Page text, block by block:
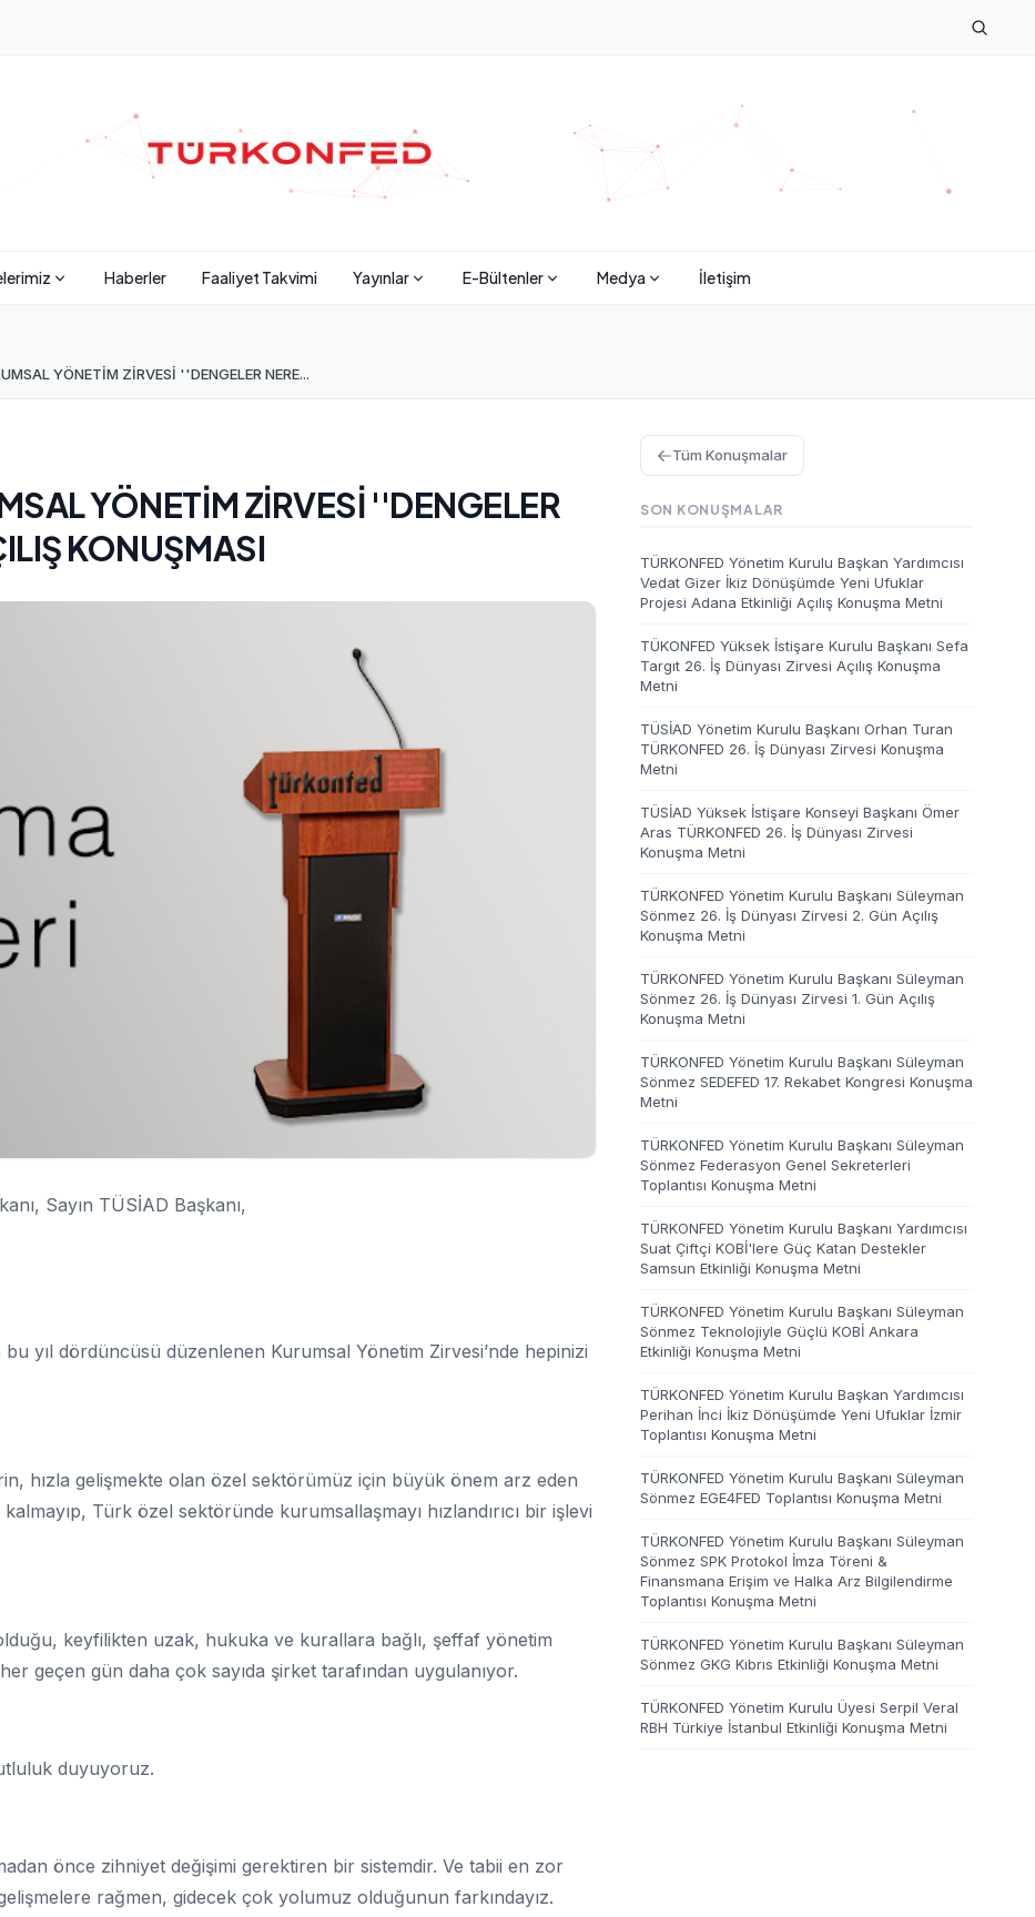
Haberler Faaliyet Takvimi Yayınlar E-Bültenler Medya İletişim
YÖNETİM ZİRVESİ ''DENGELER NERE...
YÖNETİM ZİRVESİ ''DENGELER
KONUŞMASI
Sayın TÜSİAD Başkanı,
yıl dördüncüsü düzenlenen Kurumsal Yönetim Zirvesi’nde hepinizi
hızla gelişmekte olan özel sektörümüz için büyük önem arz eden
Türk özel sektöründe kurumsallaşmayı hızlandırıcı bir işlevi
keyfilikten uzak, hukuka ve kurallara bağlı, şeffaf yönetim
geçen gün daha çok sayıda şirket tarafından uygulanıyor.
duyuyoruz.
önce zihniyet değişimi gerektiren bir sistemdir. Ve tabii en zor
rağmen, gidecek çok yolumuz olduğunun farkındayız.
Tüm Konuşmalar
SON KONUŞMALAR
TÜRKONFED Yönetim Kurulu Başkan Yardımcısı
Vedat Gizer İkiz Dönüşümde Yeni Ufuklar
Projesi Adana Etkinliği Açılış Konuşma Metni
TÜKONFED Yüksek İstişare Kurulu Başkanı Sefa
Targıt 26. İş Dünyası Zirvesi Açılış Konuşma
Metni
TÜSİAD Yönetim Kurulu Başkanı Orhan Turan
TÜRKONFED 26. İş Dünyası Zirvesi Konuşma
Metni
TÜSİAD Yüksek İstişare Konseyi Başkanı Ömer
Aras TÜRKONFED 26. İş Dünyası Zirvesi
Konuşma Metni
TÜRKONFED Yönetim Kurulu Başkanı Süleyman
Sönmez 26. İş Dünyası Zirvesi 2. Gün Açılış
Konuşma Metni
TÜRKONFED Yönetim Kurulu Başkanı Süleyman
Sönmez 26. İş Dünyası Zirvesi 1. Gün Açılış
Konuşma Metni
TÜRKONFED Yönetim Kurulu Başkanı Süleyman
Sönmez SEDEFED 17. Rekabet Kongresi Konuşma
Metni
TÜRKONFED Yönetim Kurulu Başkanı Süleyman
Sönmez Federasyon Genel Sekreterleri
Toplantısı Konuşma Metni
TÜRKONFED Yönetim Kurulu Başkanı Yardımcısı
Suat Çiftçi KOBİ'lere Güç Katan Destekler
Samsun Etkinliği Konuşma Metni
TÜRKONFED Yönetim Kurulu Başkanı Süleyman
Sönmez Teknolojiyle Güçlü KOBİ Ankara
Etkinliği Konuşma Metni
TÜRKONFED Yönetim Kurulu Başkan Yardımcısı
Perihan İnci İkiz Dönüşümde Yeni Ufuklar İzmir
Toplantısı Konuşma Metni
TÜRKONFED Yönetim Kurulu Başkanı Süleyman
Sönmez EGE4FED Toplantısı Konuşma Metni
TÜRKONFED Yönetim Kurulu Başkanı Süleyman
Sönmez SPK Protokol İmza Töreni &
Finansmana Erişim ve Halka Arz Bilgilendirme
Toplantısı Konuşma Metni
TÜRKONFED Yönetim Kurulu Başkanı Süleyman
Sönmez GKG Kıbrıs Etkinliği Konuşma Metni
TÜRKONFED Yönetim Kurulu Üyesi Serpil Veral
RBH Türkiye İstanbul Etkinliği Konuşma Metni